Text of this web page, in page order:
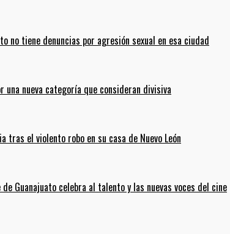
no tiene denuncias por agresión sexual en esa ciudad
nueva categoría que consideran divisiva
el violento robo en su casa de Nuevo León
Guanajuato celebra al talento y las nuevas voces del cine